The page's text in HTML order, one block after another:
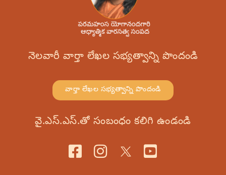
నెలవారీ వార్తా లేఖల సభ్యత్వాన్ని పొందండి
వార్తా లేఖల సభ్యత్వాన్ని పొందండి
వై.ఎస్.ఎస్.తో సంబంధం కలిగి ఉండండి